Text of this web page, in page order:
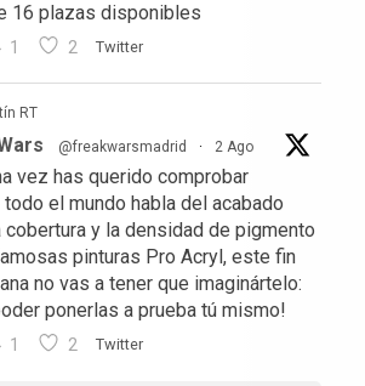
16 plazas disponibles
1 2 Twitter
RT
@freakwarsmadrid · 2 Ago
vez has querido comprobar
el mundo habla del acabado
cobertura y la densidad de pigmento
pinturas Pro Acryl, este fin
no vas a tener que imaginártelo:
ponerlas a prueba tú mismo!
1 2 Twitter